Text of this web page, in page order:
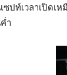
ซปท์เวลาเปิดเ
ำ